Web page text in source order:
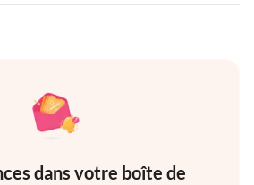
dans votre boîte de